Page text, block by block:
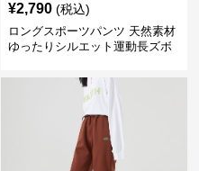
¥2,790 (税込)
ロングスポーツパンツ 天然素材
ゆったりシルエット運動長ズボ